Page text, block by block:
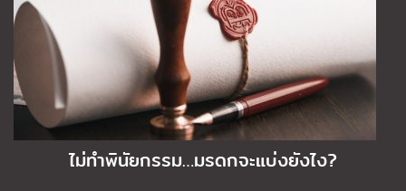
ไม่ทำพินัยกรรม…มรดกจะแบ่งยังไง?